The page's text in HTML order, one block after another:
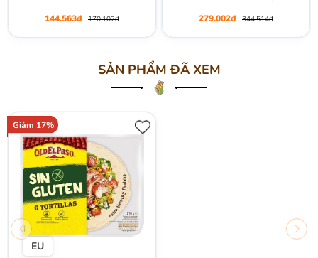
Thanh (5 Gói) , Hộp 210g
144.563đ 170.102đ 279.002đ 344.514đ
SẢN PHẨM ĐÃ XEM
Giảm 17%
EU